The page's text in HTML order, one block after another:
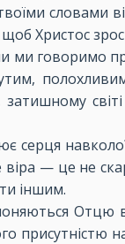
словами
Христос
ми говоримо
серця
віра — це не
іншим.
Отцю